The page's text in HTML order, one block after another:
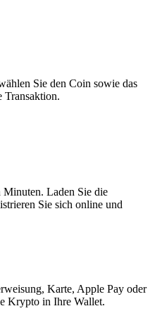
Sie den Coin sowie das
Transaktion.
Laden Sie die
Sie sich online und
Karte, Apple Pay oder
Krypto in Ihre Wallet.